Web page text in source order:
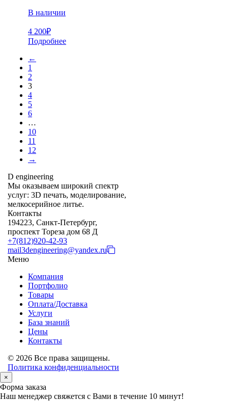
В наличии
4 200₽
Подробнее
←
1
2
3
4
5
6
…
10
11
12
→
D engineering
Мы оказываем широкий спектр
услуг: 3D печать, моделирование,
мелкосерийное литье.
Контакты
194223, Санкт-Петербург,
проспект Тореза дом 68 Д
+7(812)920-42-93
mail3dengineering@yandex.ru
Меню
Компания
Портфолио
Товары
Оплата/Доставка
Услуги
База знаний
Цены
Контакты
© 2026 Все права защищены.
Политика конфиденциальности
×
Форма заказа
Наш менеджер свяжется с Вами в течение 10 минут!